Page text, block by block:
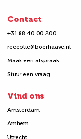
Contact
+31 88 40 00 200
receptie@boerhaave.nl
Maak een afspraak
Stuur een vraag
Vind ons
Amsterdam
Arnhem
Utrecht